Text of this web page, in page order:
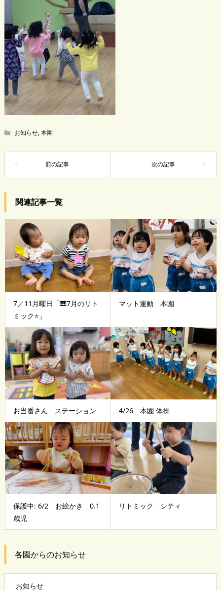
お知らせ,本園
関連記事一覧
7／11月曜日「🎹7月のリト
ミック⭐」
マット運動 本園
お当番さん ステーション 4/26 本園 体操
保護中: 6/2 お絵かき 0.1
歳児
リトミック シティ
各園からのお知らせ
お知らせ